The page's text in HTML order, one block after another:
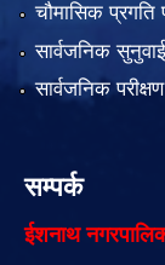
चौमासिक प्रगति
सार्वजनिक सुनुवाई
सार्वजनिक परीक्षण
सम्पर्क
ईशनाथ